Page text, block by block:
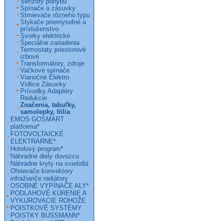
Senzory pohybu
Spínače a zásuvky
Stmievače rôzneho typu
Stykače priemyselné a
príslušenstvo
Svorky elektrické
Špeciálne zariadenia
Termostaty priestorové
izbové
Transformátory, zdroje
Vačkové spínače
Vianočné Elektro
Vidlice Zásuvky
Prívodky Adaptéry
Redukcie
Značenia, tabuľky,
samolepky, fólia
EMOS GOSMART
platforma*
FOTOVOLTAICKÉ
ELEKTRÁRNE*
Hotelový program*
Náhradné diely dovozcu
Náhradne kryty na svietidlá
Ohrievače konvektory
infražiariče radiátory
OSOBNÉ VYPÍNAČE ALY*
PODLAHOVÉ KÚRENIE A
VYKUROVACIE ROHOŽE
POISTKOVÉ SYSTÉMY
POISTKY BUSSMANN*